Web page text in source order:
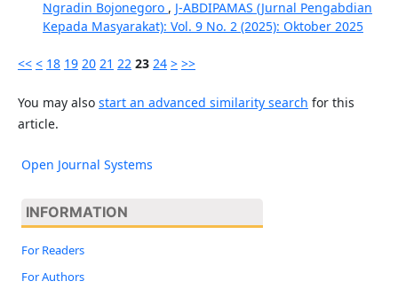
Ngradin Bojonegoro , J-ABDIPAMAS (Jurnal Pengabdian
Kepada Masyarakat): Vol. 9 No. 2 (2025): Oktober 2025
<< < 18 19 20 21 22 23 24 > >>
You may also start an advanced similarity search for this
article.
Open Journal Systems
INFORMATION
For Readers
For Authors